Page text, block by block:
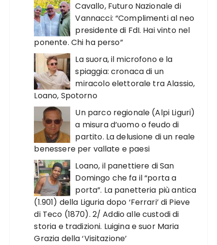
Cavallo, Futuro Nazionale di
Vannacci: “Complimenti al neo
presidente di FdI. Hai vinto nel
ponente. Chi ha perso”
La suora, il microfono e la
spiaggia: cronaca di un
miracolo elettorale tra Alassio,
Loano, Spotorno
Un parco regionale (Alpi Liguri)
a misura d’uomo o feudo di
partito. La delusione di un reale
benessere per vallate e paesi
Loano, il panettiere di San
Domingo che fa il “porta a
porta”. La panetteria più antica
(1.901) della Liguria dopo ‘Ferrari’ di Pieve
di Teco (1870). 2/ Addio alle custodi di
storia e tradizioni. Luigina e suor Maria
Grazia della ‘Visitazione’